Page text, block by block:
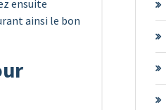
ensuite
ainsi le bon